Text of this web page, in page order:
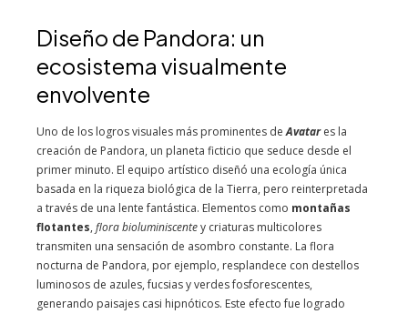
Diseño de Pandora: un
ecosistema visualmente
envolvente
Uno de los logros visuales más prominentes deAvatares la
creación de Pandora, un planeta ficticio que seduce desde el
primer minuto. El equipo artístico diseñó una ecología única
basada en la riqueza biológica de la Tierra, pero reinterpretada
a través de una lente fantástica. Elementos como montañas
flotantes, flora bioluminiscentey criaturas multicolores
transmiten una sensación de asombro constante. La flora
nocturna de Pandora, por ejemplo, resplandece con destellos
luminosos de azules, fucsias y verdes fosforescentes,
generando paisajes casi hipnóticos. Este efecto fue logrado